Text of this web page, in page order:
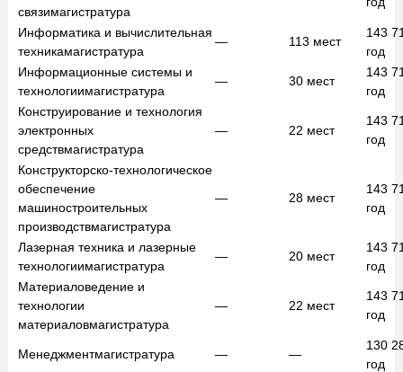
связимагистратура
Информатика и вычислительная
техникамагистратура
— 113 мест
143
год
Информационные системы и
технологиимагистратура
— 30 мест
143
год
Конструирование и технология
электронных
средствмагистратура
— 22 мест
143
год
Конструкторско-технологическое
обеспечение
машиностроительных
производствмагистратура
— 28 мест
143
год
Лазерная техника и лазерные
технологиимагистратура
— 20 мест
143
год
Материаловедение и
технологии
материаловмагистратура
— 22 мест
143
год
Менеджментмагистратура — —
130
год